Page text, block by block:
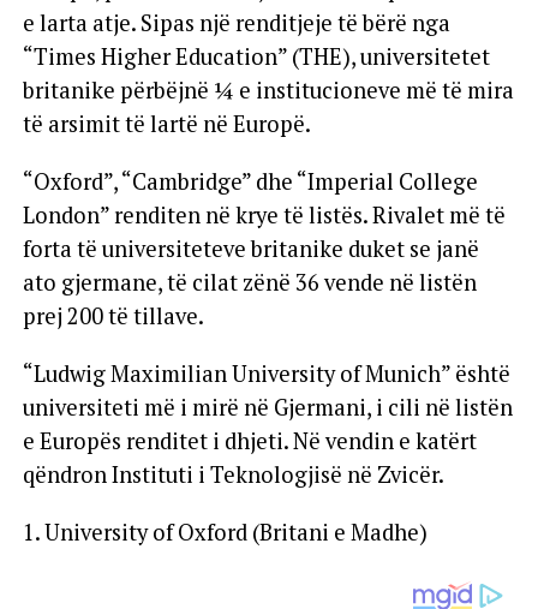
e larta atje. Sipas një renditjeje të bërë nga
“Times Higher Education” (THE), universitetet
britanike përbëjnë ¼ e institucioneve më të mira
të arsimit të lartë në Europë.
“Oxford”, “Cambridge” dhe “Imperial College
London” renditen në krye të listës. Rivalet më të
forta të universiteteve britanike duket se janë
ato gjermane, të cilat zënë 36 vende në listën
prej 200 të tillave.
“Ludwig Maximilian University of Munich” është
universiteti më i mirë në Gjermani, i cili në listën
e Europës renditet i dhjeti. Në vendin e katërt
qëndron Instituti i Teknologjisë në Zvicër.
1. University of Oxford (Britani e Madhe)